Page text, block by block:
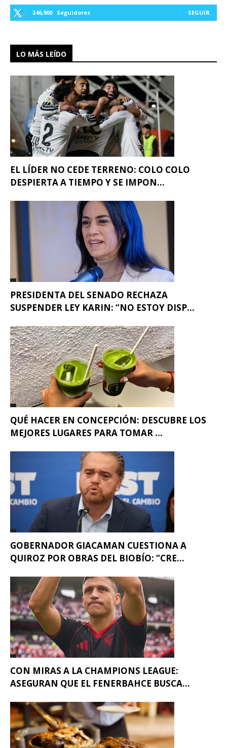
346,900 Seguidores SEGUIR
LO MÁS LEÍDO
EL LÍDER NO CEDE TERRENO: COLO COLO
DESPIERTA A TIEMPO Y SE IMPON...
PRESIDENTA DEL SENADO RECHAZA
SUSPENDER LEY KARIN: “NO ESTOY DISP...
QUÉ HACER EN CONCEPCIÓN: DESCUBRE LOS
MEJORES LUGARES PARA TOMAR ...
GOBERNADOR GIACAMAN CUESTIONA A
QUIROZ POR OBRAS DEL BIOBÍO: “CRE...
CON MIRAS A LA CHAMPIONS LEAGUE:
ASEGURAN QUE EL FENERBAHCE BUSCA...